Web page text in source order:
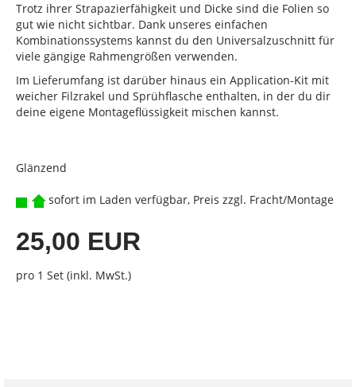
Trotz ihrer Strapazierfähigkeit und Dicke sind die Folien so
gut wie nicht sichtbar. Dank unseres einfachen
Kombinationssystems kannst du den Universalzuschnitt für
viele gängige Rahmengrößen verwenden.
Im Lieferumfang ist darüber hinaus ein Application-Kit mit
weicher Filzrakel und Sprühflasche enthalten, in der du dir
deine eigene Montageflüssigkeit mischen kannst.
Glänzend
sofort im Laden verfügbar, Preis zzgl. Fracht/Montage
25,00 EUR
pro 1 Set (inkl. MwSt.)